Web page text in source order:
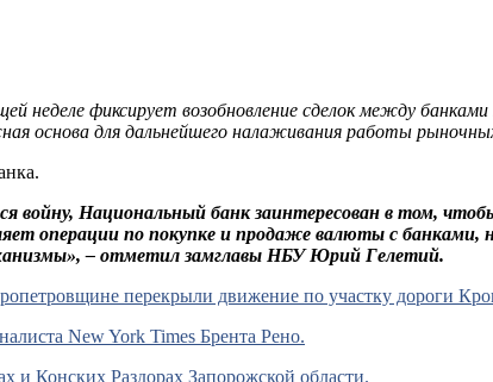
неделе фиксирует возобновление сделок между
основа для дальнейшего налаживания работы
войну, Национальный банк заинтересован в том,
операции по покупке и продаже валюты с банками,
– отметил замглавы НБУ Юрий Гелетий.
перекрыли движение по участку дороги
New York Times Брента Рено.
и Конских Раздорах Запорожской области.